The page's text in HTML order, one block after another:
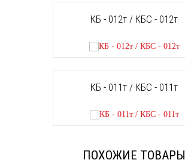
КБ - 012т / КБС - 012т
КБ - 011т / КБС - 011т
ПОХОЖИЕ ТОВАРЫ